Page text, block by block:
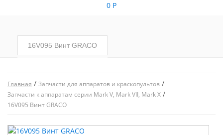
0 Р
16V095 Винт GRACO
Главная / Запчасти для аппаратов и краскопультов /
Запчасти к аппаратам серии Mark V, Mark VII, Mark X /
16V095 Винт GRACO